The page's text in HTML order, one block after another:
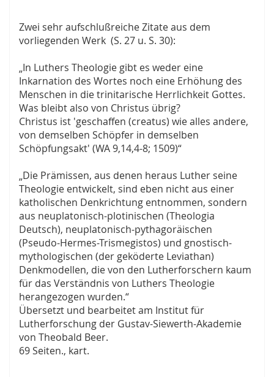
Zwei sehr aufschlußreiche Zitate aus dem
vorliegenden Werk (S. 27 u. S. 30):
„In Luthers Theologie gibt es weder eine
Inkarnation des Wortes noch eine Erhöhung des
Menschen in die trinitarische Herrlichkeit Gottes.
Was bleibt also von Christus übrig?
Christus ist 'geschaffen (creatus) wie alles andere,
von demselben Schöpfer in demselben
Schöpfungsakt' (WA 9,14,4-8; 1509)“
„Die Prämissen, aus denen heraus Luther seine
Theologie entwickelt, sind eben nicht aus einer
katholischen Denkrichtung entnommen, sondern
aus neuplatonisch-plotinischen (Theologia
Deutsch), neuplatonisch-pythagoräischen
(Pseudo-Hermes-Trismegistos) und gnostisch-
mythologischen (der geköderte Leviathan)
Denkmodellen, die von den Lutherforschern kaum
für das Verständnis von Luthers Theologie
herangezogen wurden.“
Übersetzt und bearbeitet am Institut für
Lutherforschung der Gustav-Siewerth-Akademie
von Theobald Beer.
69 Seiten., kart.